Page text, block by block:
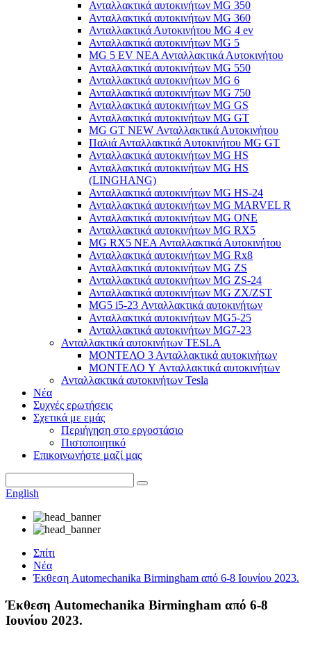
Ανταλλακτικά αυτοκινήτων MG 350
Ανταλλακτικά αυτοκινήτων MG 360
Ανταλλακτικά Αυτοκινήτου MG 4 ev
Ανταλλακτικά αυτοκινήτων MG 5
MG 5 EV ΝΕΑ Ανταλλακτικά Αυτοκινήτου
Ανταλλακτικά αυτοκινήτων MG 550
Ανταλλακτικά αυτοκινήτων MG 6
Ανταλλακτικά αυτοκινήτων MG 750
Ανταλλακτικά αυτοκινήτων MG GS
Ανταλλακτικά αυτοκινήτων MG GT
MG GT NEW Ανταλλακτικά Αυτοκινήτου
Παλιά Ανταλλακτικά Αυτοκινήτου MG GT
Ανταλλακτικά αυτοκινήτων MG HS
Ανταλλακτικά αυτοκινήτων MG HS
(LINGHANG)
Ανταλλακτικά αυτοκινήτων MG HS-24
Ανταλλακτικά αυτοκινήτων MG MARVEL R
Ανταλλακτικά αυτοκινήτων MG ONE
Ανταλλακτικά αυτοκινήτων MG RX5
MG RX5 ΝΕΑ Ανταλλακτικά Αυτοκινήτου
Ανταλλακτικά αυτοκινήτων MG Rx8
Ανταλλακτικά αυτοκινήτων MG ZS
Ανταλλακτικά αυτοκινήτων MG ZS-24
Ανταλλακτικά αυτοκινήτων MG ZX/ZST
MG5 i5-23 Ανταλλακτικά αυτοκινήτων
Ανταλλακτικά αυτοκινήτων MG5-25
Ανταλλακτικά αυτοκινήτων MG7-23
Ανταλλακτικά αυτοκινήτων TESLA
ΜΟΝΤΕΛΟ 3 Ανταλλακτικά αυτοκινήτων
ΜΟΝΤΕΛΟ Y Ανταλλακτικά αυτοκινήτων
Ανταλλακτικά αυτοκινήτων Tesla
Νέα
Συχνές ερωτήσεις
Σχετικά με εμάς
Περιήγηση στο εργοστάσιο
Πιστοποιητικό
Επικοινωνήστε μαζί μας
English
Σπίτι
Νέα
Έκθεση Automechanika Birmingham από 6-8 Ιουνίου 2023.
Έκθεση Automechanika Birmingham από 6-8
Ιουνίου 2023.